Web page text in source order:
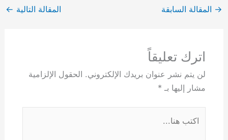
→ المقالة السابقة المقالة التالية ←
اترك تعليقاً
لن يتم نشر عنوان بريدك الإلكتروني. الحقول الإلزامية
مشار إليها بـ *
هنا...